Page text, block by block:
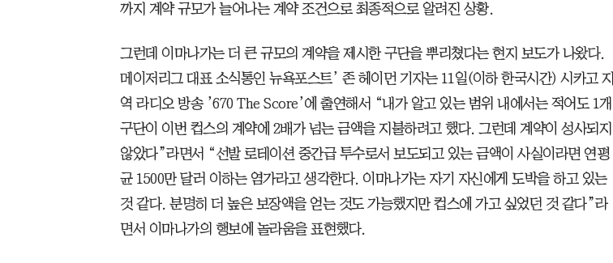
까지 계약 규모가 늘어나는 계약 조건으로 최종적으로 알려진 상황.
그런데 이마나가는 더 큰 규모의 계약을 제시한 구단을 뿌리쳤다는 현지 보도가 나왔다.
메이저리그 대표 소식통인 뉴욕포스트’ 존 헤이먼 기자는 11일(이하 한국시간) 시카고 지
역 라디오 방송 ’670 The Score’에 출연해서 “내가 알고 있는 범위 내에서는 적어도 1개
구단이 이번 컵스의 계약에 2배가 넘는 금액을 지불하려고 했다. 그런데 계약이 성사되지
않았다”라면서 “선발 로테이션 중간급 투수로서 보도되고 있는 금액이 사실이라면 연평
균 1500만 달러 이하는 염가라고 생각한다. 이마나가는 자기 자신에게 도박을 하고 있는
것 같다. 분명히 더 높은 보장액을 얻는 것도 가능했지만 컵스에 가고 싶었던 것 같다”라
면서 이마나가의 행보에 놀라움을 표현했다.